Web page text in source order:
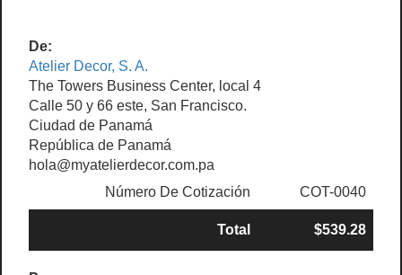
De:
Atelier Decor, S. A.
The Towers Business Center, local 4
Calle 50 y 66 este, San Francisco.
Ciudad de Panamá
República de Panamá
hola@myatelierdecor.com.pa
Número De Cotización
COT-0040
Total $539.28